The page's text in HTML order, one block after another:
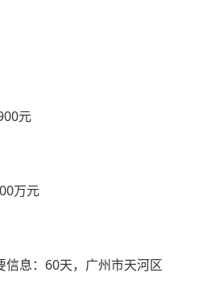
元
万元
息： 60天，广州市天河区